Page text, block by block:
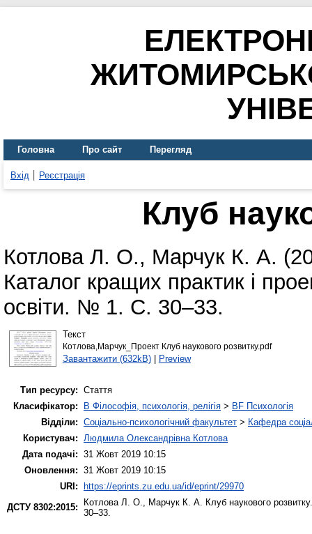
Головна Про сайт Перегляд
Вхід Реєстрація
Клуб
Котлова Л. О., Марчук К. А.
Каталог кращих практик і
освіти. № 1. С. 30–33.
Текст
Котлова,Марчук_Проект Клуб наукового розвитку.pdf
Завантажити (632kB)| Preview
Тип ресурсу: Стаття
Класифікатор:
B Філософія, психологія, релігія > BF Психологія
Відділи: Соціально-психологічний факультет > Кафедра
Користувач: Людмила Олександрівна Котлова
Дата подачі: 31 Жовт 2019 10:15
Оновлення: 31 Жовт 2019 10:15
URI:
https://eprints.zu.edu.ua/id/eprint/29970
ДСТУ 8302:2015:
Котлова Л. О., Марчук К. А. Клуб наукового
30–33.